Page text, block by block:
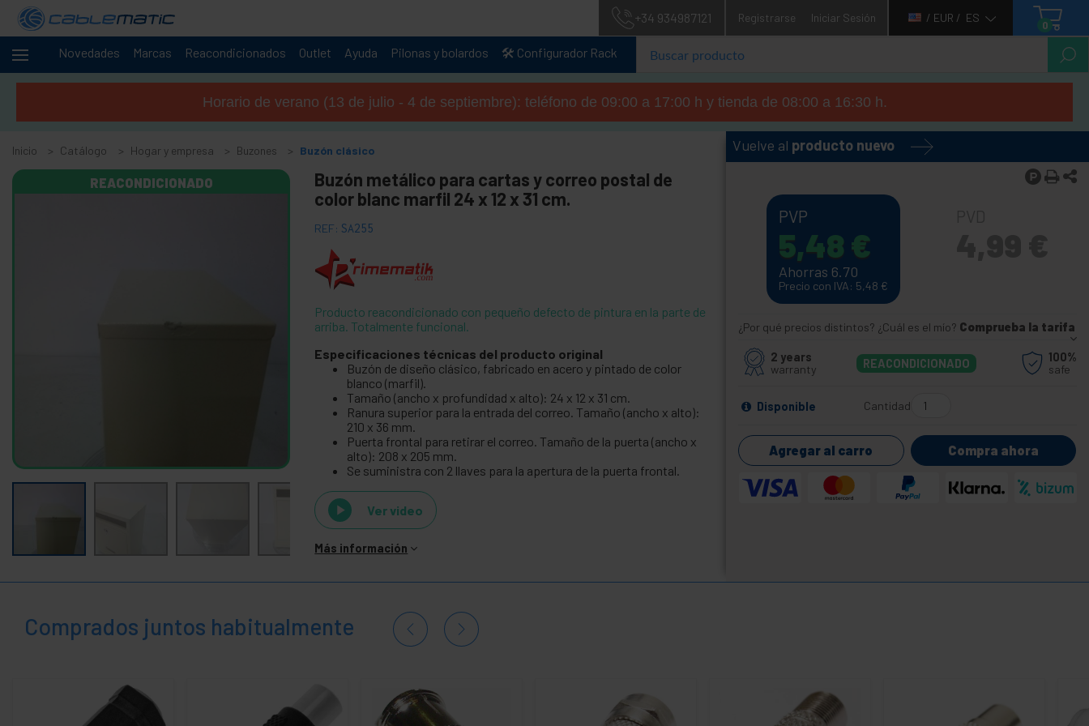
+34 934987121 Registrarse Iniciar Sesión / EUR / ES
0
Novedades Marcas Reacondicionados Outlet Ayuda Pilonas y bolardos 🛠️ Configurador Rack
Cables +
servidores
Audio
vídeo
+
Accesorios de cocina
+
Buzones
-
Buzón antiguo
Básculas y balanzas
+
Control de plagas
Horario de verano (13 de julio - 4 de septiembre): teléfono de 09:00 a 17:00 h y tienda de 08:00 a 16:30 h.
Inicio Catálogo Hogar y empresa Buzones Buzón clásico
REACONDICIONADO
Buzón metálico para cartas y correo postal de
color blanc marfil 24 x 12 x 31 cm.
REF: SA255
Producto reacondicionado con pequeño defecto de pintura en la parte de
arriba. Totalmente funcional.
Especificaciones técnicas del producto original
Buzón de diseño clásico, fabricado en acero y pintado de color
blanco (marfil).
Tamaño (ancho x profundidad x alto): 24 x 12 x 31 cm.
Ranura superior para la entrada del correo. Tamaño (ancho x alto):
210 x 36 mm.
Puerta frontal para retirar el correo. Tamaño de la puerta (ancho x
alto): 208 x 205 mm.
Se suministra con 2 llaves para la apertura de la puerta frontal.
Ver video
Más información
Vuelve al producto nuevo
PVP
5,48 €
Ahorras 6.70
Precio con IVA: 5,48 €
¿Por qué precios distintos? ¿Cuál es el mío? Comprueba la tarifa
2 years
warranty
REACONDICIONADO
100%
safe
Disponible Cantidad
Agregar al carro Compra ahora
Comprados juntos habitualmente